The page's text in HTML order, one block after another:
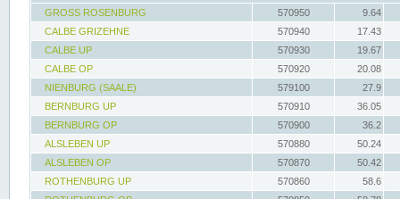
GROSS ROSENBURG
570950
9.64
CALBE GRIZEHNE
570940
17.43
CALBE UP
570930
19.67
CALBE OP
570920
20.08
NIENBURG (SAALE)
579100
27.9
BERNBURG UP
570910
36.05
BERNBURG OP
570900
36.2
ALSLEBEN UP
570880
50.24
ALSLEBEN OP
570870
50.42
ROTHENBURG UP
570860
58.6